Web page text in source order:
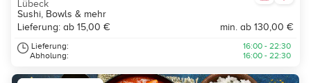
Lübeck
Sushi, Bowls & mehr
Lieferung: ab 15,00 €
min. ab 130,00 €
Lieferung:
Abholung:
16:00 - 22:30
16:00 - 22:30